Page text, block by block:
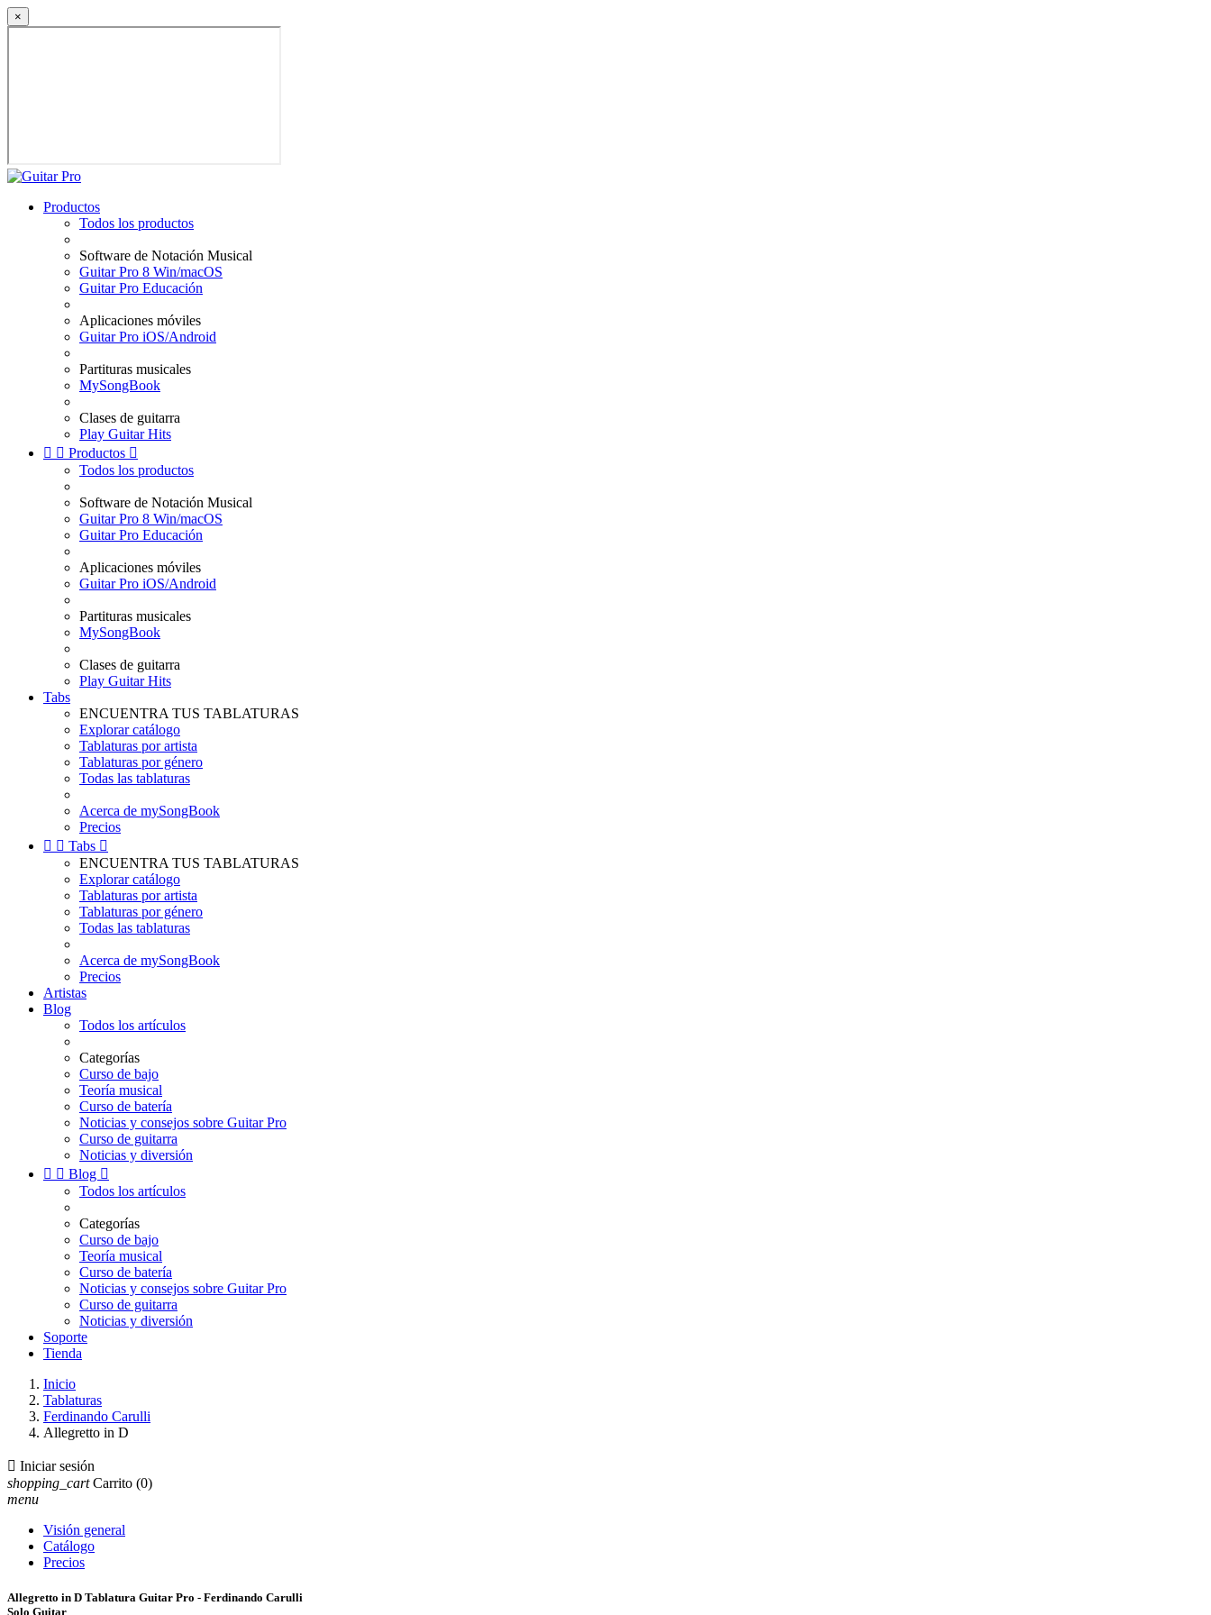
×
Productos
Todos los productos
Software de Notación Musical
Guitar Pro 8 Win/macOS
Guitar Pro Educación
Aplicaciones móviles
Guitar Pro iOS/Android
Partituras musicales
MySongBook
Clases de guitarra
Play Guitar Hits
  Productos 
Todos los productos
Software de Notación Musical
Guitar Pro 8 Win/macOS
Guitar Pro Educación
Aplicaciones móviles
Guitar Pro iOS/Android
Partituras musicales
MySongBook
Clases de guitarra
Play Guitar Hits
Tabs
ENCUENTRA TUS TABLATURAS
Explorar catálogo
Tablaturas por artista
Tablaturas por género
Todas las tablaturas
Acerca de mySongBook
Precios
  Tabs 
ENCUENTRA TUS TABLATURAS
Explorar catálogo
Tablaturas por artista
Tablaturas por género
Todas las tablaturas
Acerca de mySongBook
Precios
Artistas
Blog
Todos los artículos
Categorías
Curso de bajo
Teoría musical
Curso de batería
Noticias y consejos sobre Guitar Pro
Curso de guitarra
Noticias y diversión
  Blog 
Todos los artículos
Categorías
Curso de bajo
Teoría musical
Curso de batería
Noticias y consejos sobre Guitar Pro
Curso de guitarra
Noticias y diversión
Soporte
Tienda
Inicio
Tablaturas
Ferdinando Carulli
Allegretto in D
 Iniciar sesión
shopping_cart Carrito (0)
menu
Visión general
Catálogo
Precios
Allegretto in D Tablatura Guitar Pro - Ferdinando Carulli
Solo Guitar